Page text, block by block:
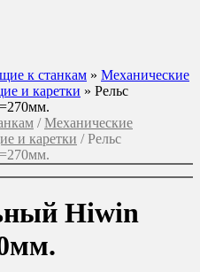
к станкам » Механические
и каретки » Рельс
/Механические
и каретки / Рельс
Hiwin